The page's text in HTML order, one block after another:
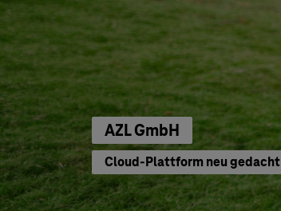
AZL GmbH
Cloud-Plattform neu gedacht